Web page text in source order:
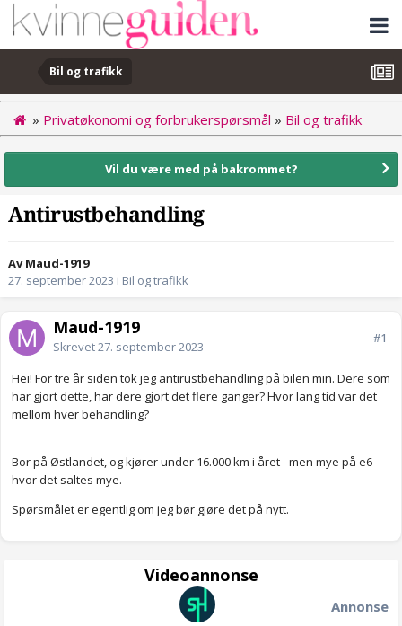
Bil og trafikk
» Privatøkonomi og forbrukerspørsmål » Bil og trafikk
Vil du være med på bakrommet?
Antirustbehandling
Av Maud-1919
27. september 2023 i Bil og trafikk
Maud-1919
Skrevet27. september 2023
#1
Hei! For tre år siden tok jeg antirustbehandling på bilen min. Dere som
har gjort dette, har dere gjort det flere ganger? Hvor lang tid var det
mellom hver behandling?
Bor på Østlandet, og kjører under 16.000 km i året - men mye på e6
hvor det saltes mye.
Spørsmålet er egentlig om jeg bør gjøre det på nytt.
Videoannonse
Annonse